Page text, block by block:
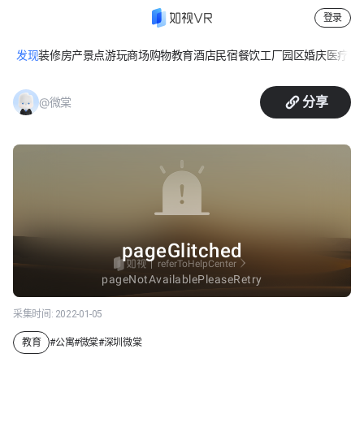
登录
发现装修房产景点游玩商场购物教育酒店民宿餐饮工厂园区婚庆医疗
微棠 习
@微棠 分享
采集时间: 2022-01-05
教育 #公寓#微棠#深圳微棠